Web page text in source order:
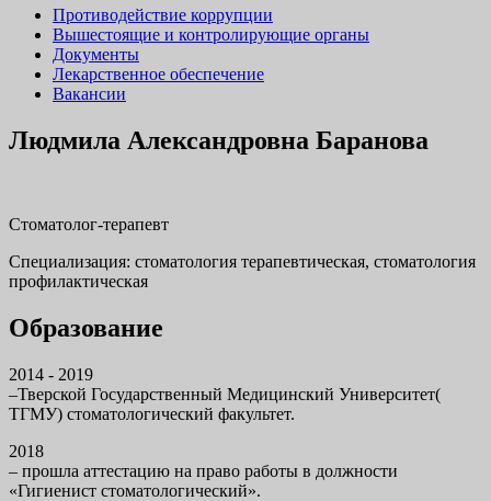
Противодействие коррупции
Вышестоящие и контролирующие органы
Документы
Лекарственное обеспечение
Вакансии
Людмила Александровна Баранова
Стоматолог-терапевт
Специализация: стоматология терапевтическая, стоматология
профилактическая
Образование
2014 - 2019
–Тверской Государственный Медицинский Университет(
ТГМУ) стоматологический факультет.
2018
– прошла аттестацию на право работы в должности
«Гигиенист стоматологический».